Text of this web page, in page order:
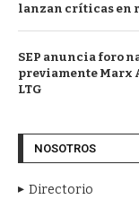
lanzan críticas en
SEP anuncia foro
previamente Marx
LTG
NOSOTROS
Directorio